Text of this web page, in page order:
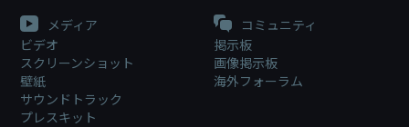
メディア
ビデオ
スクリーンショット
壁紙
サウンドトラック
プレスキット
コミュニティ
掲示板
画像掲示板
海外フォーラム